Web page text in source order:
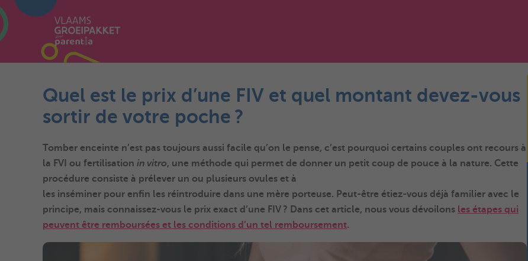
Quel est le prix d’une FIV et quel montant devez-vous
sortir de votre poche ?
Tomber enceinte n’est pas toujours aussi facile qu’on le pense, c’est pourquoi certains couples ont recours à
la FVI ou fertilisation in vitro, une méthode qui permet de donner un petit coup de pouce à la nature. Cette
procédure consiste à prélever un ou plusieurs ovules et à
les inséminer pour enfin les réintroduire dans une mère porteuse. Peut-être étiez-vous déjà familier avec le
principe, mais connaissez-vous le prix exact d’une FIV ? Dans cet article, nous vous dévoilons les étapes qui
peuvent être remboursées et les conditions d’un tel remboursement.